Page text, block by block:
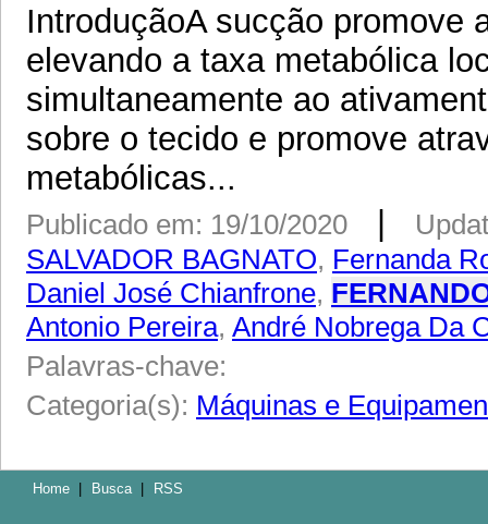
IntroduçãoA sucção promove
elevando a taxa metabólica
simultaneamente ao
sobre o tecido e promove
metabólicas...
Publicado em: 19/10/2020
SALVADOR BAGNATO, Fernanda
Daniel José Chianfrone,
Antonio Pereira, André Nobrega Da
Palavras-chave:
Categoria(s): Máquinas e
Home Busca RSS